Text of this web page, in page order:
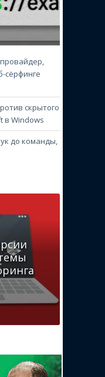
сёрфинге
скрытого
в Windows
до команды,